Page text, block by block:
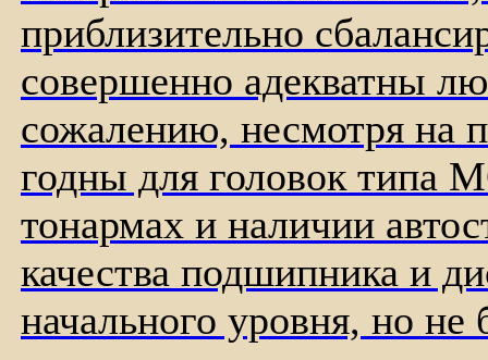
приблизительно
совершенно адекватны
сожалению, несмотря на
годны для головок типа
тонармах и наличии
качества подшипника и
начального уровня, но не